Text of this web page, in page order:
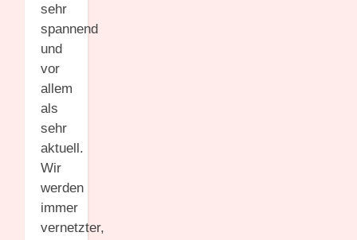
sehr
spannend
und
vor
allem
als
sehr
aktuell.
Wir
werden
immer
vernetzter,